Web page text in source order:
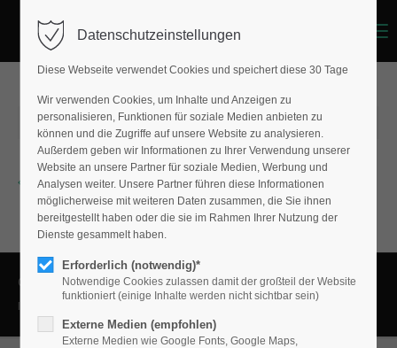
Login
Passwort
Register|Lost your password?
Support
2024-12-01 13:03
Zurück
Copyright 2026. All Rights Reserved.
Datenschutzeinstellungen
Diese Webseite verwendet Cookies und speichert diese 30 Tage
Wir verwenden Cookies, um Inhalte und Anzeigen zu
personalisieren, Funktionen für soziale Medien anbieten zu
können und die Zugriffe auf unsere Website zu analysieren.
Außerdem geben wir Informationen zu Ihrer Verwendung unserer
Website an unsere Partner für soziale Medien, Werbung und
Analysen weiter. Unsere Partner führen diese Informationen
möglicherweise mit weiteren Daten zusammen, die Sie ihnen
bereitgestellt haben oder die sie im Rahmen Ihrer Nutzung der
Dienste gesammelt haben.
Erforderlich (notwendig)*
Notwendige Cookies zulassen damit der großteil der Website
funktioniert (einige Inhalte werden nicht sichtbar sein)
Externe Medien (empfohlen)
Externe Medien wie Google Fonts, Google Maps,